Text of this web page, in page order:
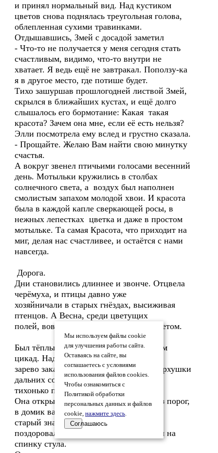
и принял нормальный вид. Над кустиком
цветов снова поднялась треугольная голова,
облепленная сухими травинками.
Отдышавшись, Змей с досадой заметил
- Что-то не получается у меня сегодня стать
счастливым, видимо, что-то внутри не
хватает. Я ведь ещё не завтракал. Поползу-ка
я в другое место, где потише будет.
Тихо зашуршав прошлогодней листвой Змей,
скрылся в ближайших кустах, и ещё долго
слышалось его бормотание: Какая такая
красота? Зачем она мне, если её есть нельзя?
Элли посмотрела ему вслед и грустно сказала.
- Прощайте. Желаю Вам найти свою минутку
счастья.
А вокруг звенел птичьими голосами весенний
день. Мотыльки кружились в столбах
солнечного света, а воздух был наполнен
смолистым запахом молодой хвои. И красота
была в каждой капле сверкающей росы, в
нежных лепестках цветка и даже в простом
мотыльке. Та самая Красота, что приходит на
миг, делая нас счастливее, и остаётся с нами
навсегда.
Дорога.
Дни становились длиннее и звонче. Отцвела
черёмуха, и птицы давно уже
хозяйничали в старых гнёздах, высиживая
птенцов. А Весна, среди цветущих
полей, вовсю обнималась с молодым Летом.
Был тёплый вечер, заполненный звоном
цикад. Над дальним лесом полыхало
зарево заката, окрашивая багрянцем верхушки
дальних сосен, когда в окошко Элли
тихонько постучали.
Она открыла дверь и, переступив через порог,
в домик важно вошёл ворон –
старый знакомый Элли. Он чинно
поздоровался и, осмотревшись, взлетел на
спинку стула.
Мы используем файлы cookie
для улучшения работы сайта.
Оставаясь на сайте, вы
соглашаетесь с условиями
использования файлов cookies.
Чтобы ознакомиться с
Политикой обработки
персональных данных и файлов
cookie, нажмите здесь.
Соглашаюсь